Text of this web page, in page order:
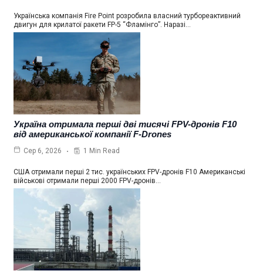
Українська компанія Fire Point розробила власний турбореактивний
двигун для крилатої ракети FP-5 “Фламінго”. Наразі…
Україна отримала перші дві тисячі FPV-дронів F10
від американської компанії F-Drones
Сер 6, 2026 1 Min Read
США отримали перші 2 тис. українських FPV-дронів F10 Американські
військові отримали перші 2000 FPV-дронів…